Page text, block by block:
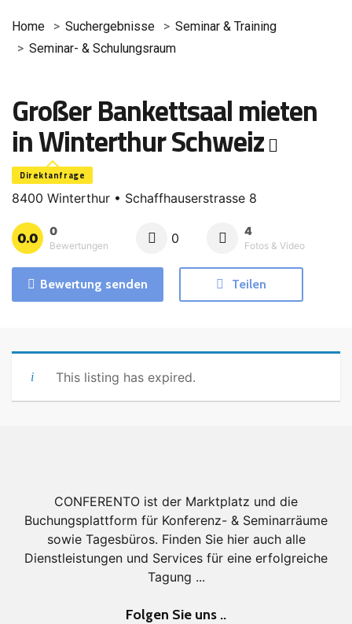
Home Suchergebnisse
Seminar & Training
Seminar- & Schulungsraum
Großer Bankettsaal mieten
in Winterthur Schweiz
Direktanfrage
8400 Winterthur • Schaffhauserstrasse 8
0.0 0
Bewertungen 0 4
Fotos & Video
Bewertung senden Teilen
This listing has expired.
CONFERENTO ist der Marktplatz und die
Buchungsplattform für Konferenz- & Seminarräume
sowie Tagesbüros. Finden Sie hier auch alle
Dienstleistungen und Services für eine erfolgreiche
Tagung ...
Folgen Sie uns ..